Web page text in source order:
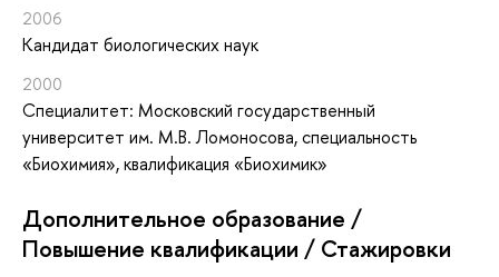
2006
Кандидат биологических наук
2000
Специалитет: Московский государственный
университет им. М.В. Ломоносова, специальность
«Биохимия», квалификация «Биохимик»
Дополнительное образование /
Повышение квалификации / Стажировки